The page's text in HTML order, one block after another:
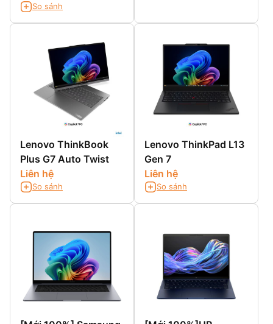
AMOLED 2X, Anti-
So sánh
Lenovo ThinkBook
Plus G7 Auto Twist
Liên hệ
So sánh
Lenovo ThinkPad L13
Gen 7
Liên hệ
So sánh